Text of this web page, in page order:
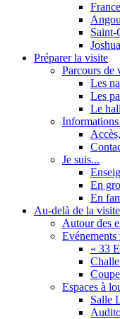
France
Saint-
Joshua
Préparer la visite
Parcours de
Les
Les
Le
Je suis...
En
En
Au-delà de la visite
Autour des
Evénements
« 33
Espaces à
Salle